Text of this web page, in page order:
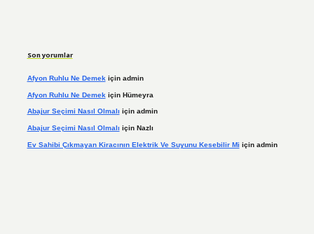
Son yorumlar
Afyon Ruhlu Ne Demek için admin
Afyon Ruhlu Ne Demek için Hümeyra
Abajur Seçimi Nasıl Olmalı için admin
Abajur Seçimi Nasıl Olmalı için Nazlı
Ev Sahibi Çıkmayan Kiracının Elektrik Ve Suyunu Kesebilir Mi için admin